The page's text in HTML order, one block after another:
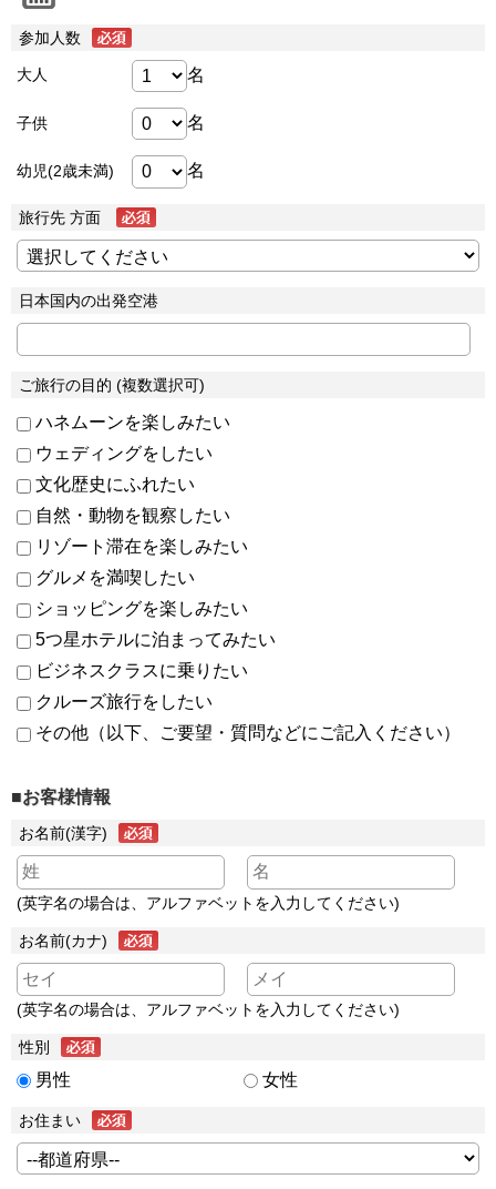
参加人数
大人 名
子供 名
幼児(2歳未満) 名
旅行先 方面
日本国内の出発空港
ご旅行の目的 (複数選択可)
ハネムーンを楽しみたい
ウェディングをしたい
文化歴史にふれたい
自然・動物を観察したい
リゾート滞在を楽しみたい
グルメを満喫したい
ショッピングを楽しみたい
5つ星ホテルに泊まってみたい
ビジネスクラスに乗りたい
クルーズ旅行をしたい
その他（以下、ご要望・質問などにご記入ください）
■お客様情報
お名前(漢字)
(英字名の場合は、アルファベットを入力してください)
お名前(カナ)
(英字名の場合は、アルファベットを入力してください)
性別
男性 女性
お住まい